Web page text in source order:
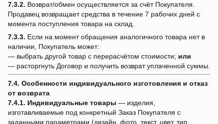
7.3.2. Возврат/обмен осуществляется за счёт Покупателя.
Продавец возвращает средства в течение 7 рабочих дней с
момента поступления товара на склад.
7.3.3. Если на момент обращения аналогичного товара нет в
наличии, Покупатель может:
— выбрать другой товар с перерасчётом стоимости; или
— расторгнуть Договор и получить возврат уплаченной суммы.
7.4. Особенности индивидуального изготовления и отказ
от возврата
7.4.1. Индивидуальные товары — изделия,
изготавливаемые под конкретный Заказ Покупателя с
заданными параметрами (дизайн, фото, текст, цвет, тип,